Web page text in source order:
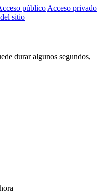
público Acceso privado
sitio
durar algunos segundos,